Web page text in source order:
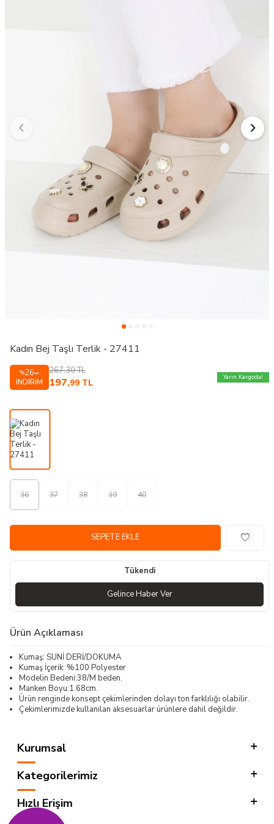
Kadın Bej Taşlı Terlik - 27411
%26
İNDIRIM
267,30TL
197,99 TL
Yarın Kargoda!
36 37 38 39 40
SEPETE EKLE
Tükendi
Gelince Haber Ver
Ürün Açıklaması
Kumaş: SUNİ DERİ/DOKUMA
Kumaş İçerik: %100 Polyester
Modelin Bedeni:38/M beden.
Manken Boyu:1.68cm.
Ürün renginde konsept çekimlerinden dolayı ton farklılığı olabilir.
Çekimlerimizde kullanılan aksesuarlar ürünlere dahil değildir.
Kurumsal
Kategorilerimiz
Hızlı Erişim